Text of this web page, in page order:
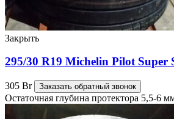
Закрыть
295/30 R19 Michelin Pilot
305 Br Заказать обратный звонок
Остаточная глубина протектора 5,5-6